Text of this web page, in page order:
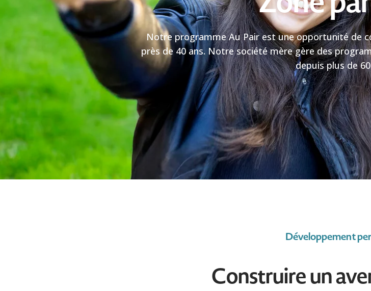
Notre programme Au Pair est une opportunité de
près de 40 ans. Notre société mère gère des
depuis plus de
Développement
Construire un